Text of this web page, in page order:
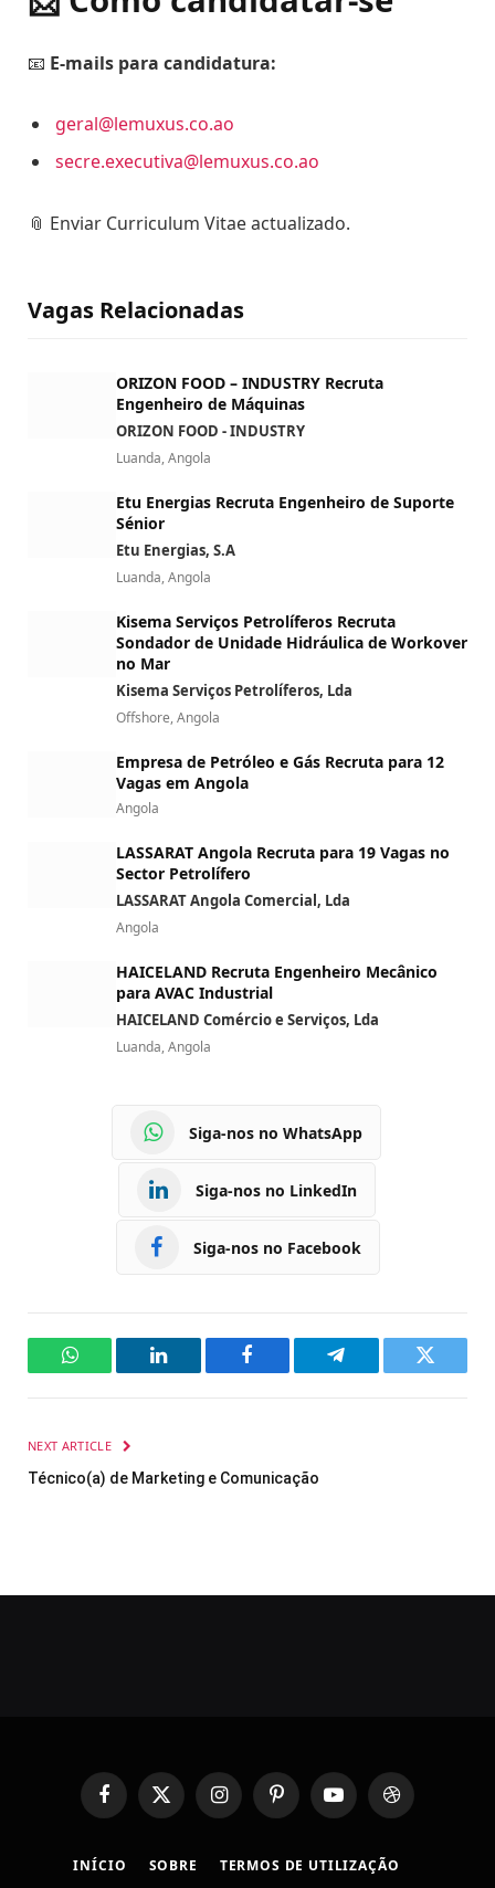
📧 E-mails para candidatura:
geral@lemuxus.co.ao
secre.executiva@lemuxus.co.ao
📎 Enviar Curriculum Vitae actualizado.
Vagas Relacionadas
ORIZON FOOD – INDUSTRY Recruta
Engenheiro de Máquinas
ORIZON FOOD - INDUSTRY
Luanda, Angola
Etu Energias Recruta Engenheiro de Suporte
Sénior
Etu Energias, S.A
Luanda, Angola
Kisema Serviços Petrolíferos Recruta
Sondador de Unidade Hidráulica de Workover
no Mar
Kisema Serviços Petrolíferos, Lda
Offshore, Angola
Empresa de Petróleo e Gás Recruta para 12
Vagas em Angola
Angola
LASSARAT Angola Recruta para 19 Vagas no
Sector Petrolífero
LASSARAT Angola Comercial, Lda
Angola
HAICELAND Recruta Engenheiro Mecânico
para AVAC Industrial
HAICELAND Comércio e Serviços, Lda
Luanda, Angola
Siga-nos no WhatsApp
Siga-nos no LinkedIn
Siga-nos no Facebook
WhatsAppLinkedIn Facebook Telegram Twitter
NEXT ARTICLE
Técnico(a) de Marketing e Comunicação
FacebookX
(Twitter)
InstagramPinterestYouTubeDribbble
INÍCIO SOBRE TERMOS DE UTILIZAÇÃO